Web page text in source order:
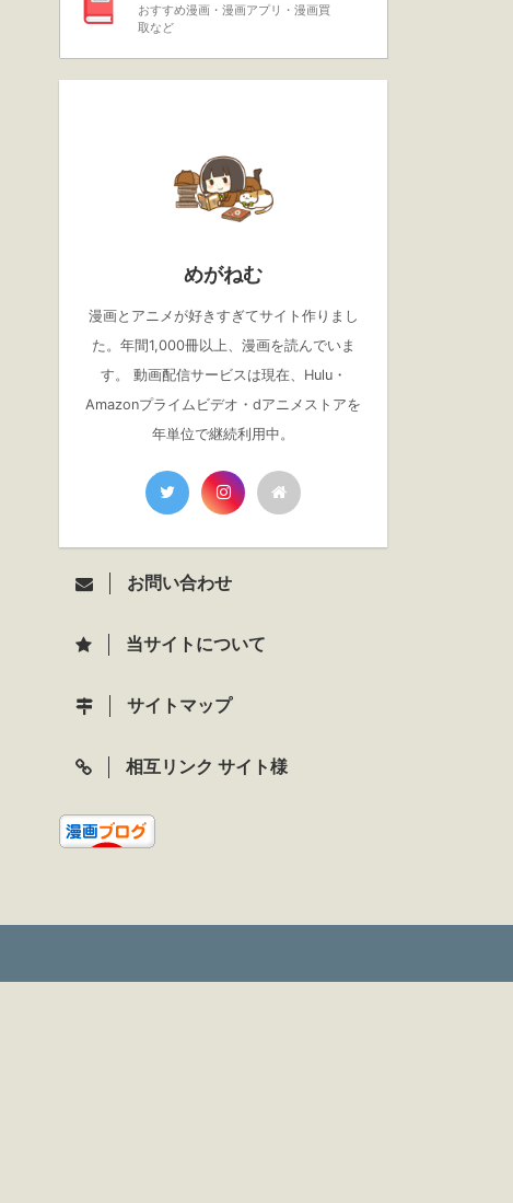
おすすめ漫画・漫画アプリ・漫画買
取など
めがねむ
漫画とアニメが好きすぎてサイト作りまし
た。年間1,000冊以上、漫画を読んでいま
す。 動画配信サービスは現在、Hulu・
Amazonプライムビデオ・dアニメストアを
年単位で継続利用中。
お問い合わせ
当サイトについて
サイトマップ
相互リンク サイト様